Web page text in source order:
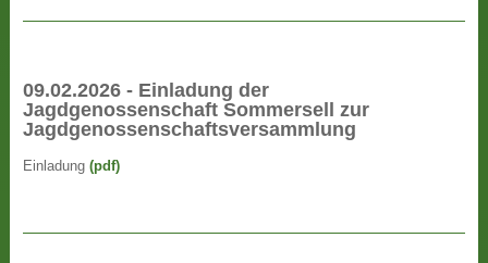
09.02.2026 - Einladung der
Jagdgenossenschaft Sommersell zur
Jagdgenossenschaftsversammlung
Einladung(pdf)